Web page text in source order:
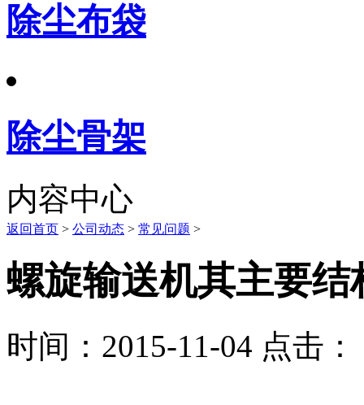
除尘布袋
除尘骨架
内容中心
返回首页 > 公司动态 > 常见问题 >
螺旋输送机其主要结
时间：2015-11-04 点击：